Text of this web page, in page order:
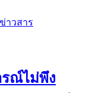
ข่าวสาร
ณ์ไม่พึง